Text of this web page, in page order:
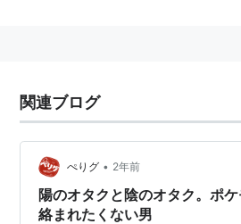
関連ブログ
ぺりグ • 2年前
陽のオタクと陰のオタク。ポ
絡まれたくない男